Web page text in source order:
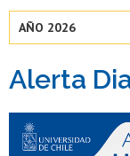
AÑO 2026
Alerta